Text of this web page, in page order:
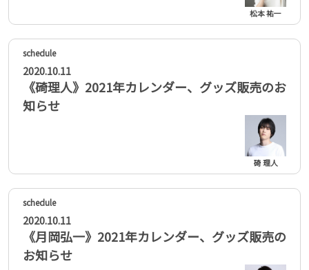
松本 祐一
2020.10.11
《碕理人》2021年カレンダー、グッズ販売のお
知らせ
碕 理人
2020.10.11
《月岡弘一》2021年カレンダー、グッズ販売の
お知らせ